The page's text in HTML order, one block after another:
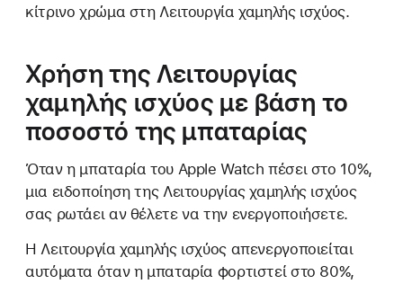
κίτρινο χρώμα στη Λειτουργία χαμηλής ισχύος.
Χρήση της Λειτουργίας
χαμηλής ισχύος με βάση το
ποσοστό της μπαταρίας
Όταν η μπαταρία του Apple Watch πέσει στο 10%,
μια ειδοποίηση της Λειτουργίας χαμηλής ισχύος
σας ρωτάει αν θέλετε να την ενεργοποιήσετε.
Η Λειτουργία χαμηλής ισχύος απενεργοποιείται
αυτόματα όταν η μπαταρία φορτιστεί στο 80%,